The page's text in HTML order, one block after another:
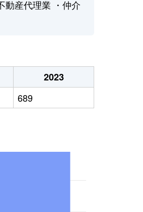
動産代理業 ・仲介
2023
689